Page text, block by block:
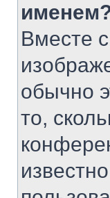
Вместе
обычно
то,